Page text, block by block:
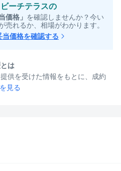
ーチテラスの
価格」 を確認しませんか？今い
売れるか、相場がわかります。
価格を確認する
は
供を受けた情報をもとに、成約
見る